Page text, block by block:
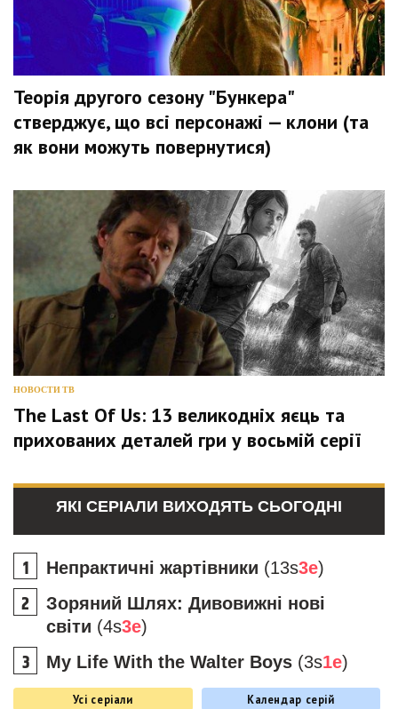
Теорія другого сезону "Бункера"
стверджує, що всі персонажі — клони (та
як вони можуть повернутися)
НОВОСТИ ТВ
The Last Of Us: 13 великодніх яєць та
прихованих деталей гри у восьмій серії
ЯКІ СЕРІАЛИ ВИХОДЯТЬ СЬОГОДНІ
Непрактичні жартівники (13s3e)
Зоряний Шлях: Дивовижні нові
світи (4s3e)
My Life With the Walter Boys (3s1e)
Усі серіали Календар серій